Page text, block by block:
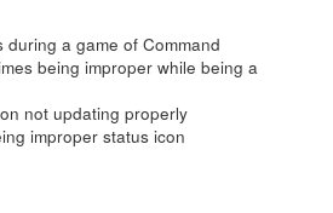
a game of Command
being improper while being a
not updating properly
improper status icon